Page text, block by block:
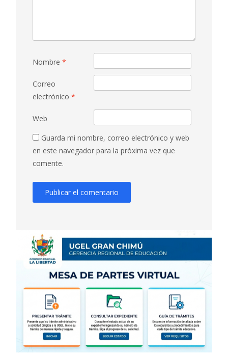
Nombre *
Correo
electrónico *
Web
Guarda mi nombre, correo electrónico y web
en este navegador para la próxima vez que
comente.